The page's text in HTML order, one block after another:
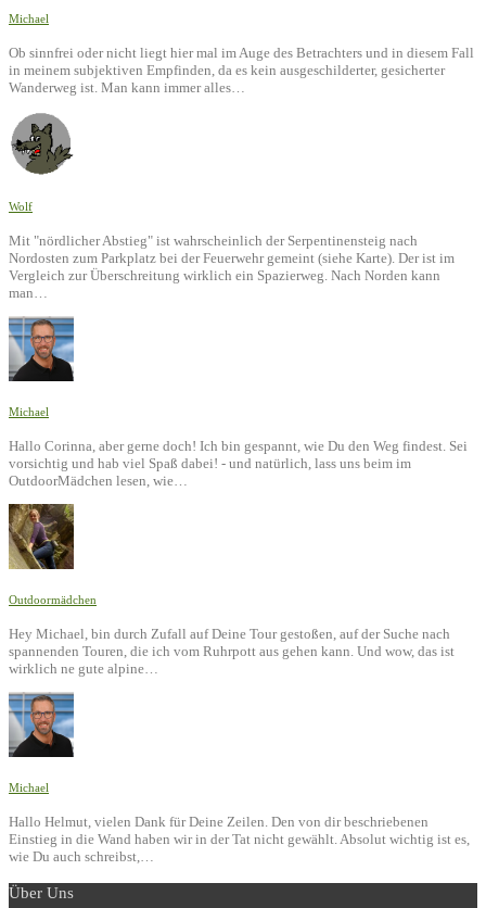
Michael
Ob sinnfrei oder nicht liegt hier mal im Auge des Betrachters und in diesem Fall
in meinem subjektiven Empfinden, da es kein ausgeschilderter, gesicherter
Wanderweg ist. Man kann immer alles…
Wolf
Mit "nördlicher Abstieg" ist wahrscheinlich der Serpentinensteig nach
Nordosten zum Parkplatz bei der Feuerwehr gemeint (siehe Karte). Der ist im
Vergleich zur Überschreitung wirklich ein Spazierweg. Nach Norden kann
man…
Michael
Hallo Corinna, aber gerne doch! Ich bin gespannt, wie Du den Weg findest. Sei
vorsichtig und hab viel Spaß dabei! - und natürlich, lass uns beim im
OutdoorMädchen lesen, wie…
Outdoormädchen
Hey Michael, bin durch Zufall auf Deine Tour gestoßen, auf der Suche nach
spannenden Touren, die ich vom Ruhrpott aus gehen kann. Und wow, das ist
wirklich ne gute alpine…
Michael
Hallo Helmut, vielen Dank für Deine Zeilen. Den von dir beschriebenen
Einstieg in die Wand haben wir in der Tat nicht gewählt. Absolut wichtig ist es,
wie Du auch schreibst,…
Über Uns